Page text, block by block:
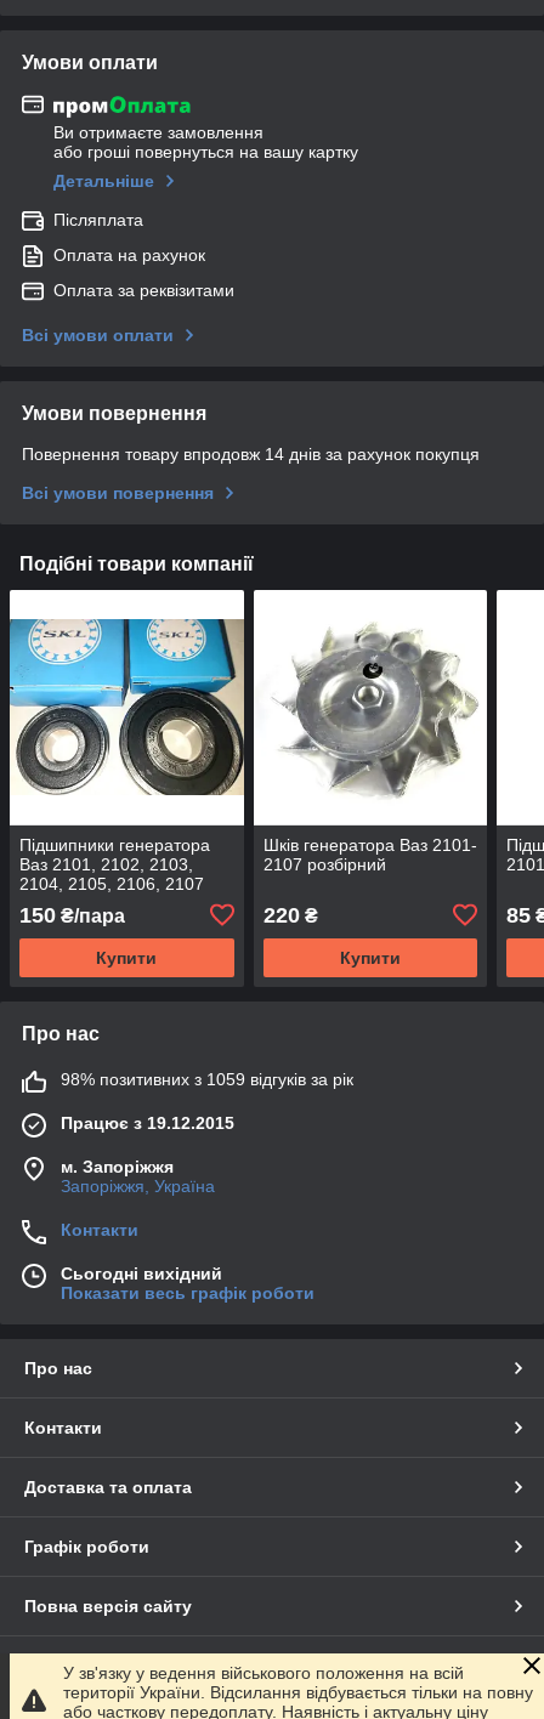
Умови оплати
Ви отримаєте замовлення
або гроші повернуться на вашу картку
Детальніше
Післяплата
Оплата на рахунок
Оплата за реквізитами
Всі умови оплати
Умови повернення
Повернення товару впродовж 14 днів за рахунок покупця
Всі умови повернення
Подібні товари компанії
Підшипники генератора
Ваз 2101, 2102, 2103,
2104, 2105, 2106, 2107
150 ₴/пара
Купити
Шків генератора Ваз 2101-
2107 розбірний
220₴
Купити
85
Про нас
98% позитивних з 1059 відгуків за рік
Працює з 19.12.2015
м. Запоріжжя
Запоріжжя, Україна
Контакти
Сьогодні вихідний
Показати весь графік роботи
Про нас
Контакти
Доставка та оплата
Графік роботи
Повна версія сайту
Сайт створено на маркетплейсі
У зв'язку у ведення військового положення на всій
території України. Відсилання відбувається тільки на повну
або часткову передоплату. Наявність і актуальну ціну